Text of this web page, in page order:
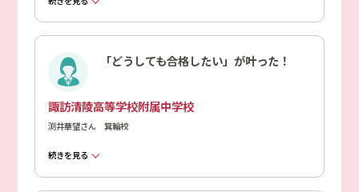
「どうしても合格したい」が叶った！
諏訪清陵高等学校附属中学校
渕井華望さん 箕輪校
続きを見る